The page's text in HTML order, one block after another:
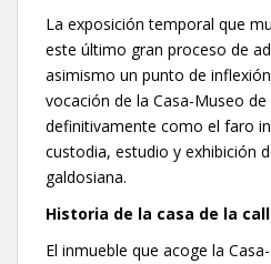
La exposición temporal que
este último gran proceso de
asimismo un punto de
vocación de la Casa-Museo
definitivamente como el faro
custodia, estudio y exhibición
galdosiana.
Historia de la casa de la
El inmueble que acoge la